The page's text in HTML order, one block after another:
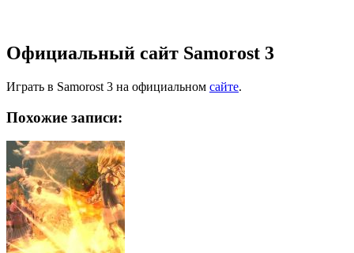
Официальный сайт Samorost 3
Играть в Samorost 3 на официальном сайте.
Похожие записи: